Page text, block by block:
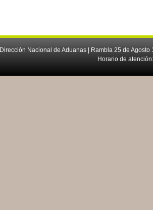
Dirección Nacional de Aduanas | Rambla 25 de
Horario de